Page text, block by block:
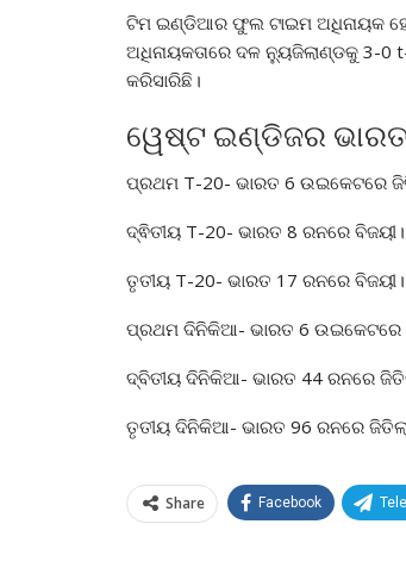
ଟିମ ଇଣ୍ଡିଆର ଫୁଲ ଟାଇମ ଅଧିନାୟକ
ଅଧିନାୟକତାରେ ଦଳ ନ୍ୟୁଜିଲାଣ୍ଡକୁ 3-
କରିସାରିଛି।
ୱେଷ୍ଟ ଇଣ୍ଡିଜର
ପ୍ରଥମ T-20- ଭାରତ 6 ଉଇକେଟରେ
ଦ୍ଵିତୀୟ T-20- ଭାରତ 8 ରନରେ ବିଜୟୀ।
ତୃତୀୟ T-20- ଭାରତ 17 ରନରେ ବିଜୟୀ।
ପ୍ରଥମ ଦିନିକିଆ- ଭାରତ 6 ଉଇକେଟରେ
ଦ୍ବିତୀୟ ଦିନିକିଆ- ଭାରତ 44 ରନରେ
ତୃତୀୟ ଦିନିକିଆ- ଭାରତ 96 ରନରେ
Share Facebook